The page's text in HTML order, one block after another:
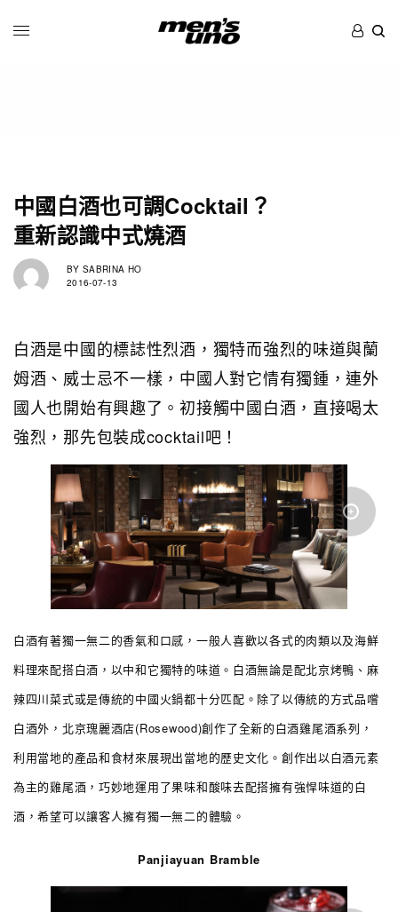
中國白酒也可調Cocktail？
重新認識中式燒酒
BY SABRINA HO
2016-07-13
白酒是中國的標誌性烈酒，獨特而強烈的味道與蘭
姆酒、威士忌不一樣，中國人對它情有獨鍾，連外
國人也開始有興趣了。初接觸中國白酒，直接喝太
強烈，那先包裝成cocktail吧！
白酒有著獨一無二的香氣和口感，一般人喜歡以各式的肉類以及海鮮
料理來配搭白酒，以中和它獨特的味道。白酒無論是配北京烤鴨、麻
辣四川菜式或是傳統的中國火鍋都十分匹配。 除了以傳統的方式品嚐
白酒外，北京瑰麗酒店(Rosewood)創作了全新的白酒雞尾酒系列，
利用當地的產品和食材來展現出當地的歷史文化。創作出以白酒元素
為主的雞尾酒，巧妙地運用了果味和酸味去配搭擁有強悍味道的白
酒，希望可以讓客人擁有獨一無二的體驗。
Panjiayuan Bramble